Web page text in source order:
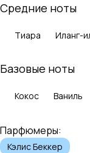
Средние ноты
Тиара Иланг-
Базовые ноты
Кокос Ваниль
Парфюмеры:
Кэлис Беккер